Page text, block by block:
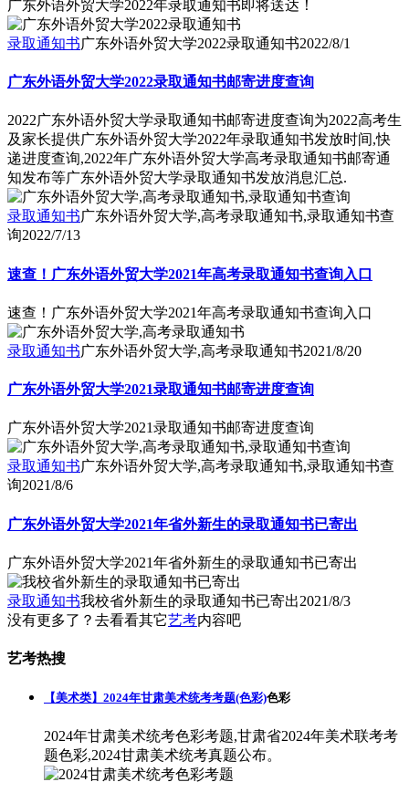
广东外语外贸大学2022年录取通知书即将送达！
录取通知书广东外语外贸大学2022录取通知书2022/8/1
广东外语外贸大学2022录取通知书邮寄进度查询
2022广东外语外贸大学录取通知书邮寄进度查询为2022高考生
及家长提供广东外语外贸大学2022年录取通知书发放时间,快
递进度查询,2022年广东外语外贸大学高考录取通知书邮寄通
知发布等广东外语外贸大学录取通知书发放消息汇总.
录取通知书广东外语外贸大学,高考录取通知书,录取通知书查
询2022/7/13
速查！广东外语外贸大学2021年高考录取通知书查询入口
速查！广东外语外贸大学2021年高考录取通知书查询入口
录取通知书广东外语外贸大学,高考录取通知书2021/8/20
广东外语外贸大学2021录取通知书邮寄进度查询
广东外语外贸大学2021录取通知书邮寄进度查询
录取通知书广东外语外贸大学,高考录取通知书,录取通知书查
询2021/8/6
广东外语外贸大学2021年省外新生的录取通知书已寄出
广东外语外贸大学2021年省外新生的录取通知书已寄出
录取通知书我校省外新生的录取通知书已寄出2021/8/3
没有更多了？去看看其它艺考内容吧
艺考热搜
【美术类】2024年甘肃美术统考考题(色彩)色彩
2024年甘肃美术统考色彩考题,甘肃省2024年美术联考考
题色彩,2024甘肃美术统考真题公布。